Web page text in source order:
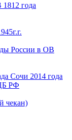
года
России в ОВ
Сочи 2014 года
РФ
чекан)